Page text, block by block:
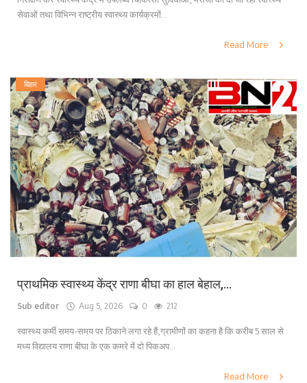
सेवाओं तथा विभिन्न राष्ट्रीय स्वास्थ्य कार्यक्रमों...
Read More
बिहार
प्राथमिक स्वास्थ्य केंद्र राणा बीघा का हाल बेहाल,...
Sub editor Aug 5, 2026 0 212
स्वास्थ्य कर्मी समय-समय पर ठिकाने लगा रहे हैं,ग्रामीणों का कहना है कि करीब 5 साल से
मध्य विद्यालय राणा बीघा के एक कमरे में दो पिकअप...
Read More